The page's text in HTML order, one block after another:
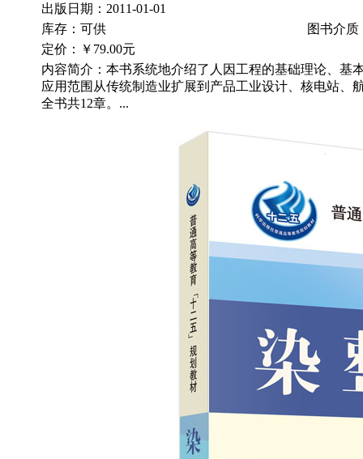
出版日期：2011-01-01
库存：可供
图书介质
定价：
￥79.00元
内容简介：本书系统地介绍了人因工程的基础理论、基
应用范围从传统制造业扩展到产品工业设计、核电站、
全书共12章。...